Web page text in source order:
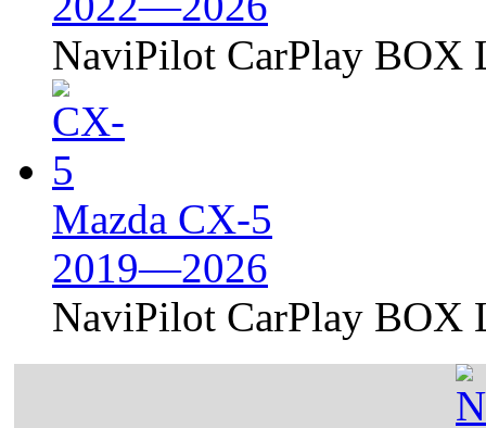
NaviPilot CarPlay BOX
Mazda CX-5
2019—2026
NaviPilot CarPlay BOX